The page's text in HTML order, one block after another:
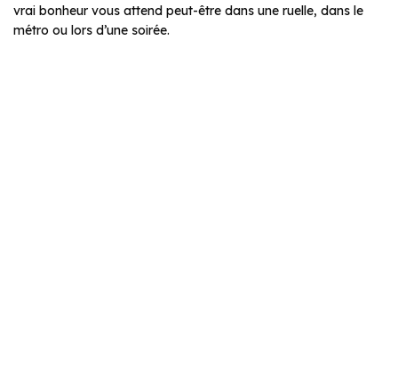
vrai bonheur vous attend peut-être dans une ruelle, dans le
métro ou lors d’une soirée.